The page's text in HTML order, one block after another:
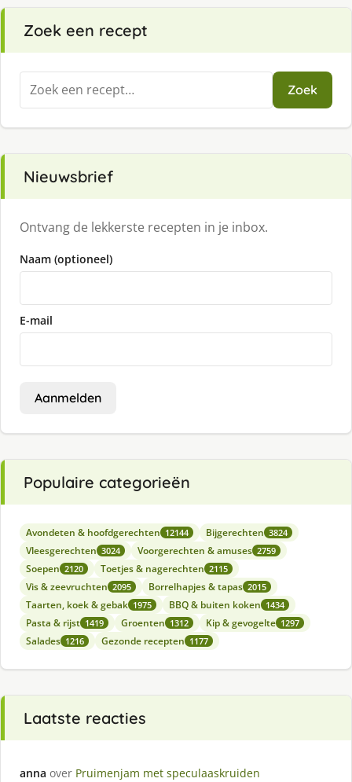
Zoek een recept
Zoeken
naar:
Zoek
Nieuwsbrief
Ontvang de lekkerste recepten in je inbox.
Naam (optioneel)
E-mail
Aanmelden
Populaire categorieën
Avondeten & hoofdgerechten 12144 Bijgerechten 3824
Vleesgerechten 3024 Voorgerechten & amuses 2759
Soepen 2120 Toetjes & nagerechten 2115
Vis & zeevruchten 2095 Borrelhapjes & tapas 2015
Taarten, koek & gebak 1975 BBQ & buiten koken 1434
Pasta & rijst 1419 Groenten 1312 Kip & gevogelte 1297
Salades 1216 Gezonde recepten 1177
Laatste reacties
anna over Pruimenjam met speculaaskruiden